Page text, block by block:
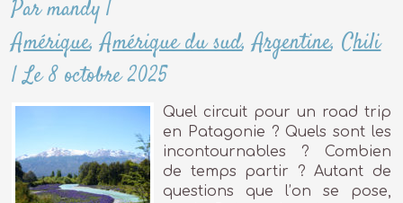
Par mandy |
Amérique,Amérique du sud,Argentine,Chili
|Le 8 octobre 2025
Quel circuit pour un road trip
en Patagonie ? Quels sont les
incontournables ? Combien
de temps partir ? Autant de
questions que l’on se pose,